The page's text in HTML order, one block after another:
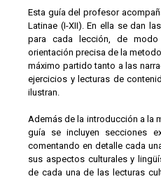
Esta guía del profesor
Latinae (I-XII). En ella se dan
para cada lección, de
orientación precisa de la
máximo partido tanto a las
ejercicios y lecturas de
ilustran.
Además de la introducción a la
guía se incluyen secciones
comentando en detalle cada
sus aspectos culturales y
de cada una de las lecturas